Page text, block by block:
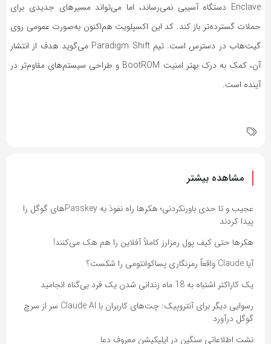
Enclave دستگاه آسیبی نمی‌رساند، اما می‌تواند مسیرهای جدیدی برای
حملات گسترده‌تر باز کند. کد این اکسپلویت هم‌اکنون به‌صورت عمومی روی
گیت‌هاب در دسترس است. تیمParadigm Shift می‌گوید هدف از انتشار
آن، کمک به درک بهتر امنیت BootROM و طراحی سیستم‌های مقاوم‌تر در
آینده است.
مشاهده بیشتر
عجیب و تا حدی باورنکردنی؛ هکرها راه نفوذ به Passkeyهای گوگل را
پیدا کردند
هکرها حتی کیف پول رمزارز کاملاً آفلاین را هم هک می‌کنند!
آیا Claude واقعاً رمزنگاری پساکوانتومی را شکست؟
یک کاراکتر اشتباه به 18 ماه زندانی شدن یک فرد بی‌گناه انجامید
رسوایی دیگر برای آنتروپیک: چت‌های کاربران با Claude AI سر از سرچ
گوگل درآورد
نشت اطلاعاتی سنگین در اپلیکیشن معروف دعا